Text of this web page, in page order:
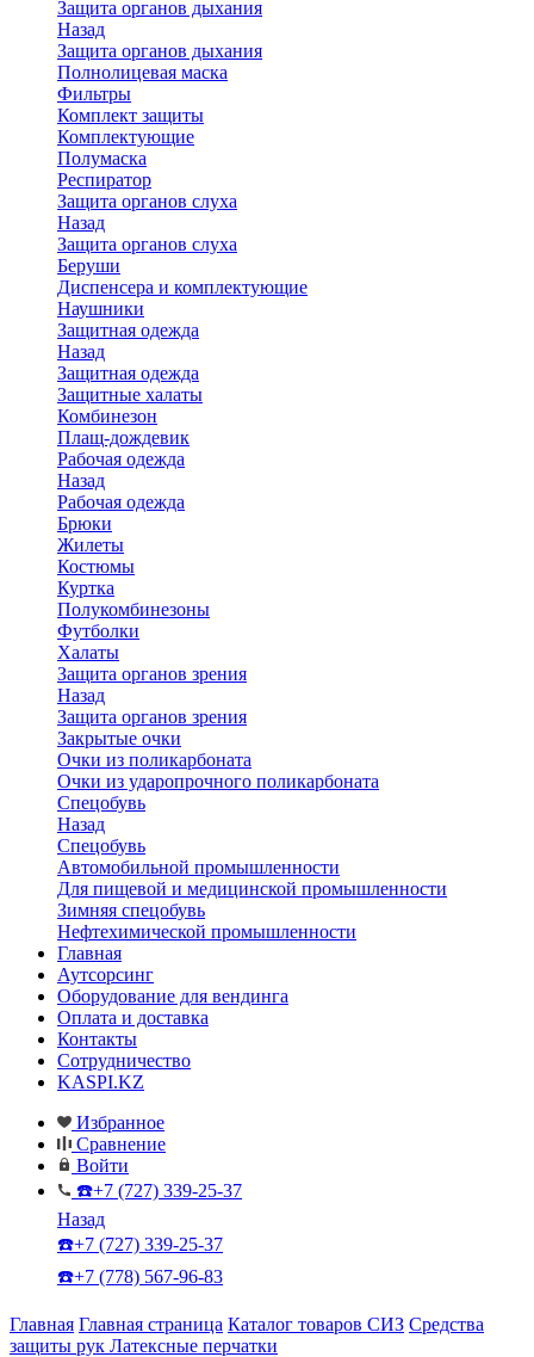
Защита органов дыхания
Назад
Защита органов дыхания
Полнолицевая маска
Фильтры
Комплект защиты
Комплектующие
Полумаска
Респиратор
Защита органов слуха
Назад
Защита органов слуха
Беруши
Диспенсера и комплектующие
Наушники
Защитная одежда
Назад
Защитная одежда
Защитные халаты
Комбинезон
Плащ-дождевик
Рабочая одежда
Назад
Рабочая одежда
Брюки
Жилеты
Костюмы
Куртка
Полукомбинезоны
Футболки
Халаты
Защита органов зрения
Назад
Защита органов зрения
Закрытые очки
Очки из поликарбоната
Очки из ударопрочного поликарбоната
Спецобувь
Назад
Спецобувь
Автомобильной промышленности
Для пищевой и медицинской промышленности
Зимняя спецобувь
Нефтехимической промышленности
Главная
Аутсорсинг
Оборудование для вендинга
Оплата и доставка
Контакты
Сотрудничество
KASPI.KZ
Избранное
Сравнение
Войти
☎️+7 (727) 339-25-37
Назад
☎️+7 (727) 339-25-37
☎️+7 (778) 567-96-83
Главная Главная страница Каталог товаров СИЗ Средства
защиты рук Латексные перчатки